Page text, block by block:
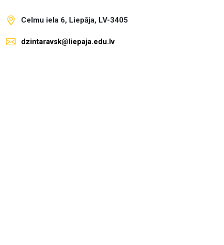
Celmu iela 6, Liepāja, LV-3405
dzintaravsk@liepaja.edu.lv